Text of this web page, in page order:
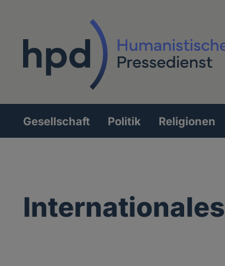
Hauptnavigation
Gesellschaft Politik Religionen
Internationales